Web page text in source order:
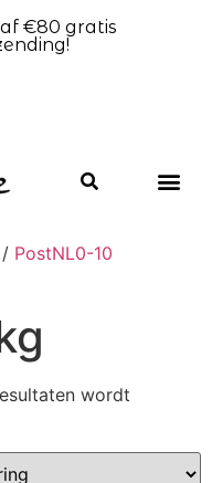
€80 gratis
/ PostNL0-10
wordt